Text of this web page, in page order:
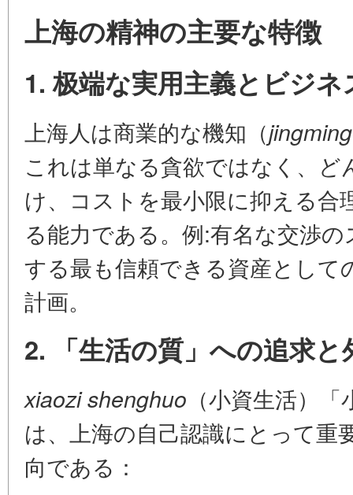
上海の精神の主要な特徴
1. 极端な実用主義とビジ
上海人は商業的な機知（jingming
これは単なる貪欲ではなく、
け、コストを最小限に抑える合
る能力である。例:有名な交渉
する最も信頼できる資産として
計画。
2. 「生活の質」への追求と
xiaozi shenghuo （小資生活）
は、上海の自己認識にとって重
向である：